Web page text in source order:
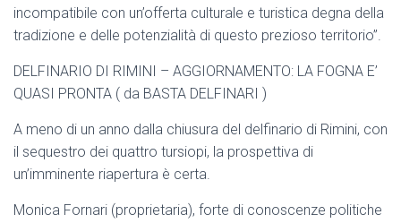
incompatibile con un’offerta culturale e turistica degna della
tradizione e delle potenzialità di questo prezioso territorio”.
DELFINARIO DI RIMINI – AGGIORNAMENTO: LA FOGNA E’
QUASI PRONTA ( da BASTA DELFINARI )
A meno di un anno dalla chiusura del delfinario di Rimini, con
il sequestro dei quattro tursiopi, la prospettiva di
un’imminente riapertura è certa.
Monica Fornari (proprietaria), forte di conoscenze politiche